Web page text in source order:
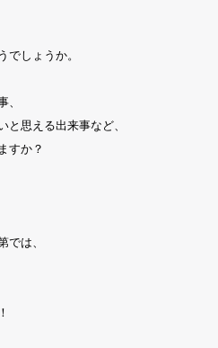
でしょうか。
、
と思える出来事など、
すか？
では、